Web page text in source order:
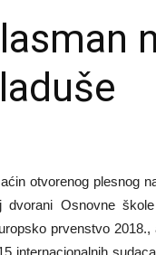
otvorenog plesnog
Osnovne škole
prvenstvo 2018.,
internacionalnih